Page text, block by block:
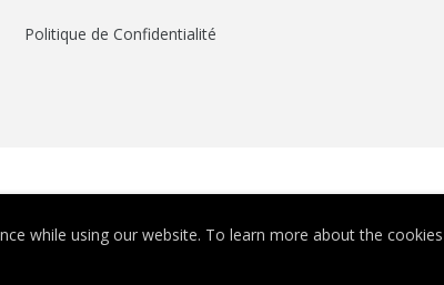
Politique de Confidentialité
© Depuis 2006 KAREDESS - Création de sites internet à
while using our website. To learn more about the